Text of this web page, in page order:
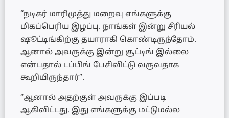
“நடிகர் மாரிமுத்து மறைவு எங்களுக்கு
மிகப்பெரிய இழப்பு. நாங்கள் இன்று சீரியல்
ஷூட்டிங்கிற்கு தயாராகி கொண்டிருந்தோம்.
ஆனால் அவருக்கு இன்று சூட்டிங் இல்லை
என்பதால் டப்பிங் பேசிவிட்டு வருவதாக
கூறியிருந்தார்”.
“ஆனால் அதற்குள் அவருக்கு இப்படி
ஆகிவிட்டது. இது எங்களுக்கு மட்டுமல்ல